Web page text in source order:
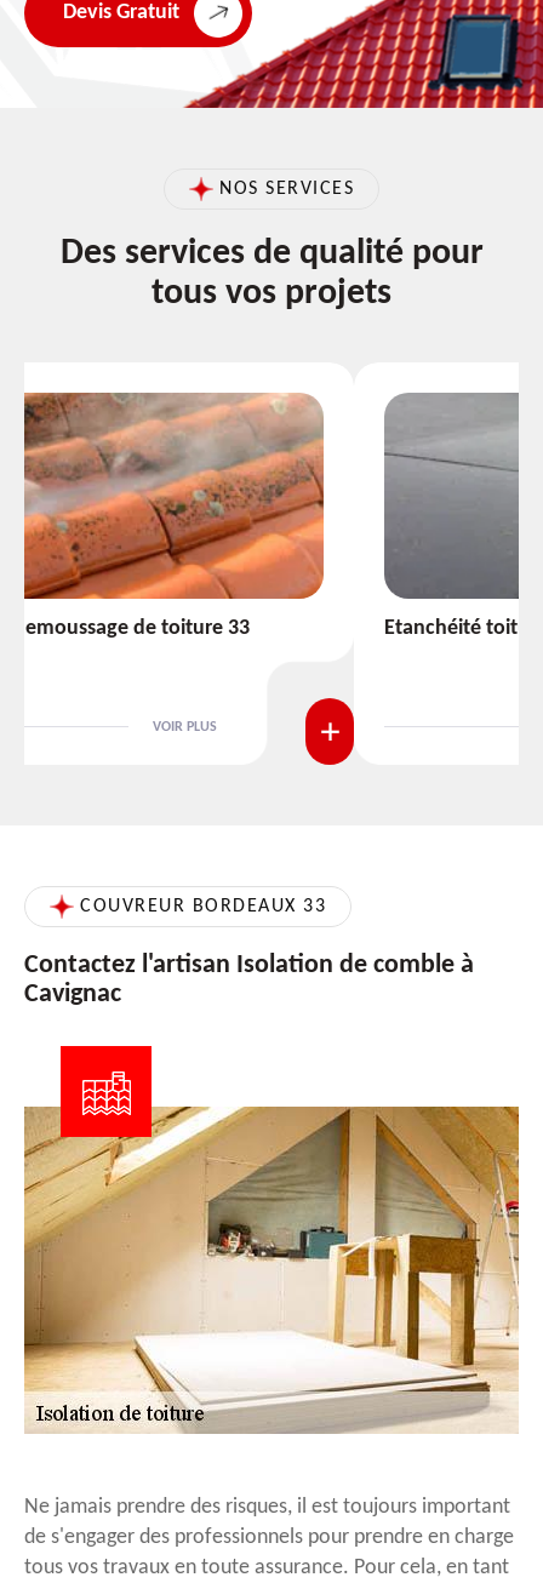
Devis Gratuit
NOS SERVICES
Des services de qualité pour
tous vos projets
Etanchéité toiture 33
VOIR PLUS
COUVREUR BORDEAUX 33
Contactez l'artisan Isolation de comble à
Cavignac
Ne jamais prendre des risques, il est toujours important
de s'engager des professionnels pour prendre en charge
tous vos travaux en toute assurance. Pour cela, en tant